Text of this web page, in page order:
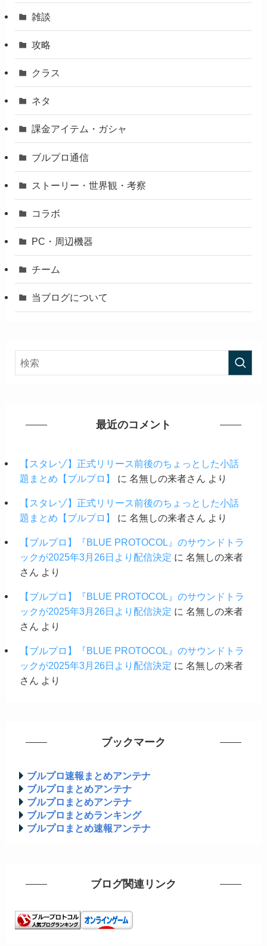
雑談
攻略
クラス
ネタ
課金アイテム・ガシャ
ブルプロ通信
ストーリー・世界観・考察
コラボ
PC・周辺機器
チーム
当ブログについて
最近のコメント
【スタレゾ】正式リリース前後のちょっとした小話
題まとめ【ブルプロ】
に 名無しの来者さん より
【スタレゾ】正式リリース前後のちょっとした小話
題まとめ【ブルプロ】
に 名無しの来者さん より
【ブルプロ】『BLUE PROTOCOL』のサウンドトラ
ックが2025年3月26日より配信決定 に 名無しの来者
さん より
【ブルプロ】『BLUE PROTOCOL』のサウンドトラ
ックが2025年3月26日より配信決定 に 名無しの来者
さん より
【ブルプロ】『BLUE PROTOCOL』のサウンドトラ
ックが2025年3月26日より配信決定 に 名無しの来者
さん より
ブックマーク
ブルプロ速報まとめアンテナ
ブルプロまとめアンテナ
ブルプロまとめアンテナ
ブルプロまとめランキング
ブルプロまとめ速報アンテナ
ブログ関連リンク